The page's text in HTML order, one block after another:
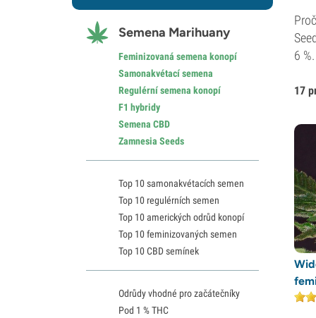
6
17
Semena Marihuany
Feminizovaná semena konopí
Samonakvétací semena
Regulérní semena konopí
F1 hybridy
Semena CBD
Zamnesia Seeds
Top 10 samonakvétacích semen
Top 10 regulérních semen
Top 10 amerických odrůd konopí
Top 10 feminizovaných semen
Top 10 CBD semínek
Odrůdy vhodné pro začátečníky
Pod 1 % THC